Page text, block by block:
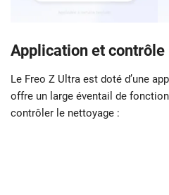
Application et contrôle
Le Freo Z Ultra est doté d’une
offre un large éventail de
contrôler le nettoyage :